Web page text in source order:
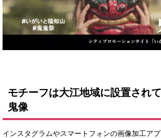
モチーフは大江地域に設置され
鬼像
インスタグラムやスマートフォンの画像加工ア